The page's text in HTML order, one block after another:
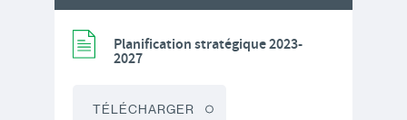
Planification stratégique 2023-
2027
TÉLÉCHARGER